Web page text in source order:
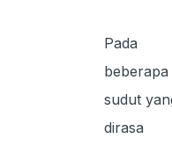
Pada
beberapa
sudut
dirasa